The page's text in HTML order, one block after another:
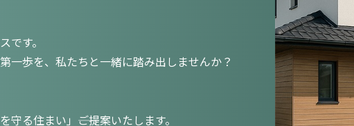
です。
一歩を、私たちと一緒に踏み出しませんか？
る住まい」――ご提案いたします。